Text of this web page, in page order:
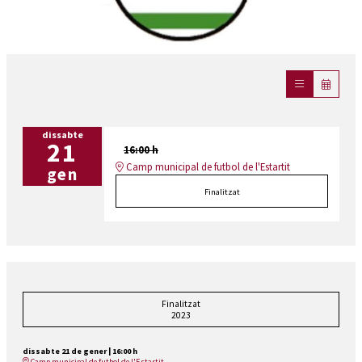
dissabte
21
gen
16:00 h
Camp municipal de futbol de l'Estartit
Finalitzat
Finalitzat
2023
dissabte 21 de gener| 16:00 h